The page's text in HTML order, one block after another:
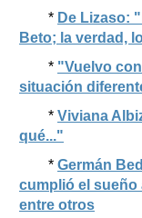
* De Lizaso:
Beto; la verdad,
* "Vuelvo
situación
* Viviana
qué..."
* Germán
cumplió el sueño
entre otros